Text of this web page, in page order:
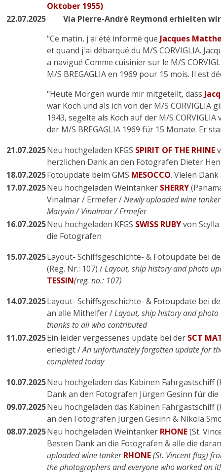
Oktober 1955)
22.07.2025
Via Pierre-André Reymond erhielten
"Ce matin, j'ai été informé que Jacques
et quand j'ai débarqué du M/S CORVIGLIA.
a navigué Comme cuisinier sur le M/S
M/S BREGAGLIA en 1969 pour 15 mois. Il est
"Heute Morgen wurde mir mitgeteilt, dass
war Koch und als ich von der M/S CORVIGLIA
1943, segelte als Koch auf der M/S
der M/S BREGAGLIA 1969 für 15 Monate. Er
21.07.2025Neu hochgeladen KFGS SPIRIT OF THE RHINE
herzlichen Dank an den Fotografen Dieter
18.07.2025Fotoupdate beim GMS MESOCCO. Vielen
17.07.2025Neu hochgeladen Weintanker SHERRY
Vinalmar / Ermefer /Newly uploaded wine
Maryvin / Vinalmar / Ermefer
16.07.2025Neu hochgeladen KFGS SWISS RUBYvon
die Fotografen
15.07.2025Layout- Schiffsgeschichte- & Fotoupdate bei
(Reg. Nr.: 107) /Layout, ship history and photo
TESSIN(reg. no.: 107)
14.07.2025Layout- Schiffsgeschichte- & Fotoupdate bei
an alle Mithelfer /Layout, ship history and
thanks to all who contributed
11.07.2025Ein leider vergessenes update bei der SCT
erledigt /An unfortunately forgotten update for
completed today
10.07.2025Neu hochgeladen das Kabinen Fahrgastschiff
Dank an den Fotografen Jürgen Gesinn für die
09.07.2025Neu hochgeladen das Kabinen Fahrgastschiff
an den Fotografen Jürgen Gesinn & Nikola
08.07.2025Neu hochgeladen Weintanker RHONE(St.
Besten Dank an die Fotografen & alle die
uploaded wine tankerRHONE(St. Vincent flag)
the photographers and everyone who worked on it!